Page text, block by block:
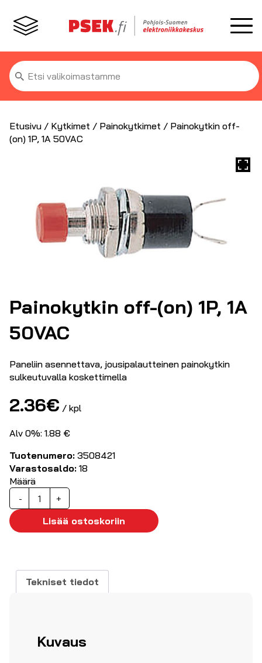
Etsi:
Etusivu / Kytkimet / Painokytkimet / Painokytkin off-
(on) 1P, 1A 50VAC
Painokytkin off-(on) 1P, 1A
50VAC
Paneliin asennettava, jousipalautteinen painokytkin
sulkeutuvalla koskettimella
2.36€ / kpl
Alv 0%: 1.88 €
Tuotenumero: 3508421
Varastosaldo: 18
Määrä
-
Painokytkin
off-
(on)
1P,
määrä
+
Lisää ostoskoriin
Tekniset tiedot
Kuvaus